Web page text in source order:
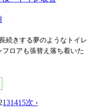
続きする夢のようなトイレ
ロアも張替え落ち着いた
131415次 ›